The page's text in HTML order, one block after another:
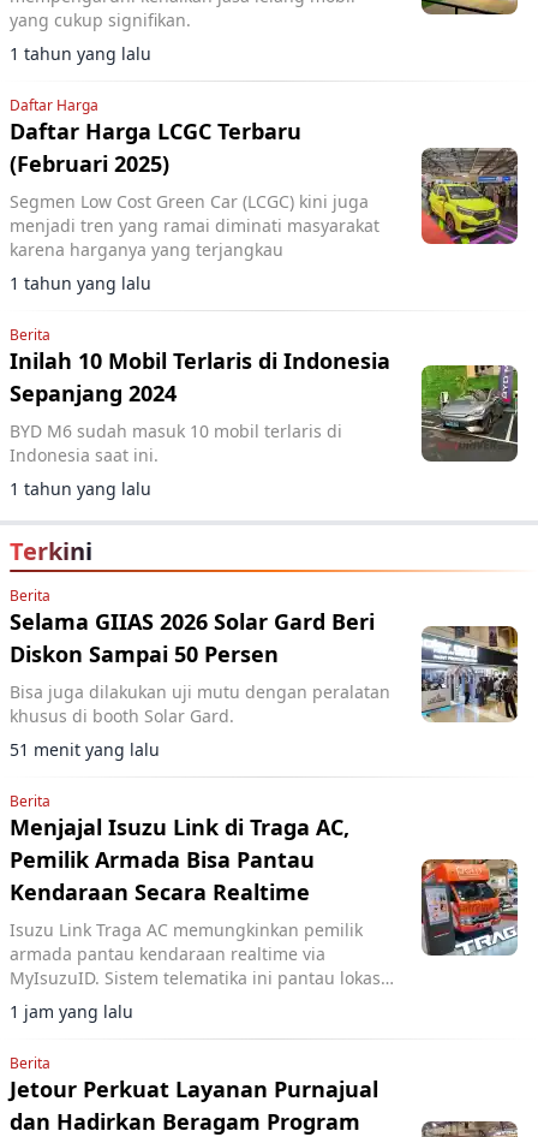
yang cukup signifikan.
1 tahun yang lalu
Daftar Harga
Daftar Harga LCGC Terbaru
(Februari 2025)
Segmen Low Cost Green Car (LCGC) kini juga
menjadi tren yang ramai diminati masyarakat
karena harganya yang terjangkau
1 tahun yang lalu
Berita
Inilah 10 Mobil Terlaris di Indonesia
Sepanjang 2024
BYD M6 sudah masuk 10 mobil terlaris di
Indonesia saat ini.
1 tahun yang lalu
Terkini
Berita
Selama GIIAS 2026 Solar Gard Beri
Diskon Sampai 50 Persen
Bisa juga dilakukan uji mutu dengan peralatan
khusus di booth Solar Gard.
51 menit yang lalu
Berita
Menjajal Isuzu Link di Traga AC,
Pemilik Armada Bisa Pantau
Kendaraan Secara Realtime
Isuzu Link Traga AC memungkinkan pemilik
armada pantau kendaraan realtime via
MyIsuzuID. Sistem telematika ini pantau lokasi,
kecepatan, dan operasional kendaraan.
1 jam yang lalu
Berita
Jetour Perkuat Layanan Purnajual
dan Hadirkan Beragam Program